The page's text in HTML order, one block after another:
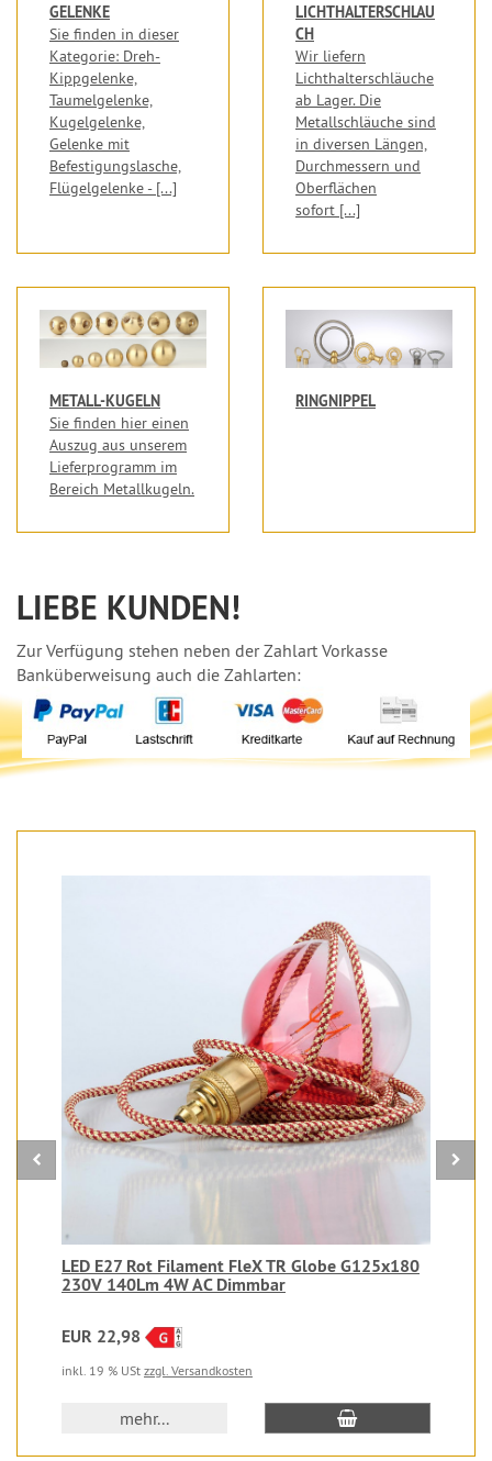
GELENKE
Sie finden in dieser
Kategorie: Dreh-
Kippgelenke,
Taumelgelenke,
Kugelgelenke,
Gelenke mit
Befestigungslasche,
Flügelgelenke - [...]
LICHTHALTERSCHLAU
CH
Wir liefern
Lichthalterschläuche
ab Lager. Die
Metallschläuche sind
in diversen Längen,
Durchmessern und
Oberflächen
sofort [...]
METALL-KUGELN
Sie finden hier einen
Auszug aus unserem
Lieferprogramm im
Bereich Metallkugeln.
RINGNIPPEL
LIEBE KUNDEN!
Zur Verfügung stehen neben der Zahlart Vorkasse
Banküberweisung auch die Zahlarten:
LED E27 Rot Filament FleX TR Globe G125x180
230V 140Lm 4W AC Dimmbar
EUR 22,98
inkl. 19 % USt zzgl. Versandkosten
mehr... In den Warenkorb